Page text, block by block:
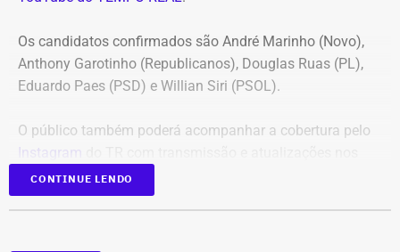
Os candidatos confirmados são André Marinho (Novo),
Anthony Garotinho (Republicanos), Douglas Ruas (PL),
Eduardo Paes (PSD) e Willian Siri (PSOL).
O público também poderá acompanhar a cobertura pelo
Instagram
Stories.
CONTINUE LENDO